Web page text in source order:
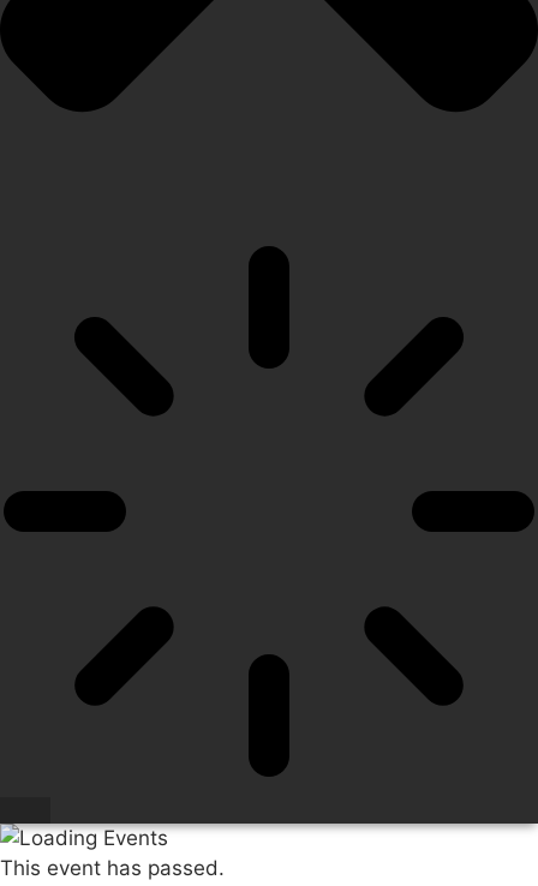
This event has passed.